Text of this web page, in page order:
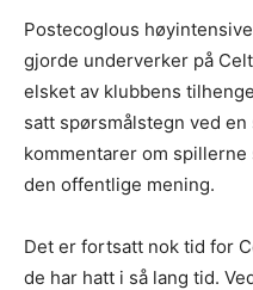
Postecoglous
gjorde underverker på
elsket av klubbens
satt spørsmålstegn ved
kommentarer om
den offentlige mening.
Det er fortsatt nok tid for
de har hatt i så lang tid.